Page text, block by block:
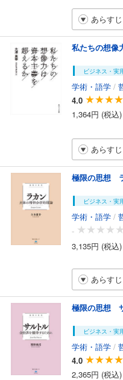
あらす
私たちの想像
ビジネス・実
学術・語学 /
4.0
1,364円 (税込)
あらす
極限の思想
ビジネス・実
学術・語学 /
-
3,135円 (税込)
あらす
極限の思想
ビジネス・実
学術・語学 /
4.0
2,365円 (税込)